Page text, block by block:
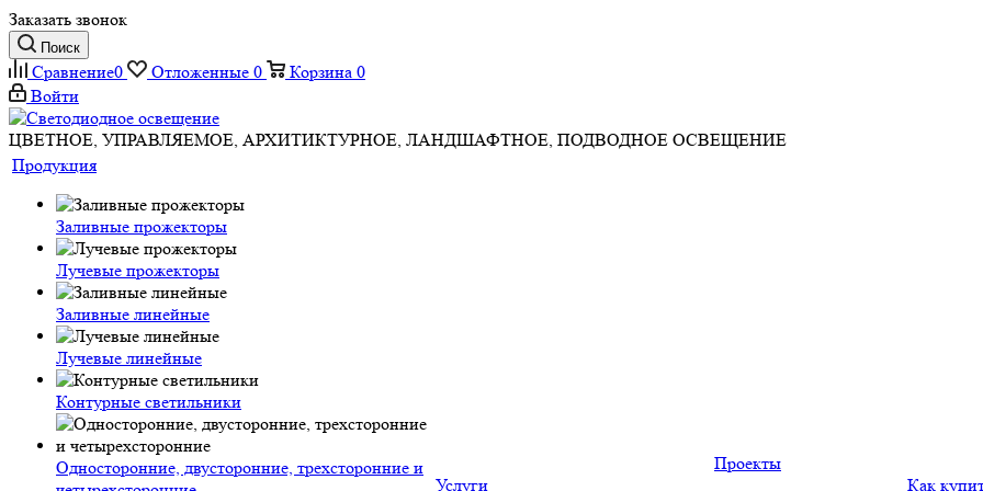
Заказать звонок
Поиск
Сравнение0 Отложенные 0 Корзина 0
Войти
ЦВЕТНОЕ, УПРАВЛЯЕМОЕ, АРХИТИКТУРНОЕ, ЛАНДШАФТНОЕ, ПОДВОДНОЕ ОСВЕЩЕНИЕ
Продукция
Заливные прожекторы
Лучевые прожекторы
Заливные линейные
Лучевые линейные
Контурные светильники
Односторонние, двусторонние, трехсторонние и
Услуги
Проекты
Как